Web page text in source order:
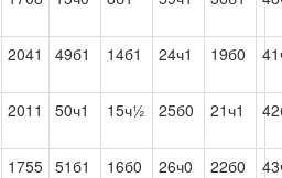
2041 49б1 14б1 24ч1 19б0
2011 50ч1 15ч½ 25б0 21ч1
1755 51б1 16б0 26ч0 22б0